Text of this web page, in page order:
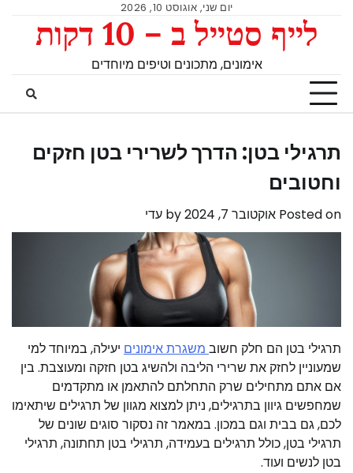
יום שני, אוגוסט 10, 2026
לייף סטייל ב – 10 דקות
אימונים, מתכונים וטיפים מיוחדים
תרגילי בטן: הדרך לשרירי בטן חזקים
וחטובים
Posted on אוקטובר 7, 2024 עדי
תרגילי בטן הם חלק חשוב משגרת אימונים יעילה, במיוחד למי
שמעוניין לחזק את שרירי הליבה ולהשיג בטן חזקה ומעוצבת. בין
אם אתם מתחילים שרק התחלתם להתאמן או מתקדמים
שמחפשים גיוון בתרגילים, ניתן למצוא מגוון של תרגילים שיתאימו
לכם, גם בבית וגם במכון. במאמר זה נסקור סוגים שונים של
תרגילי בטן, כולל תרגילים בעמידה, תרגילי בטן תחתונה, תרגילי
בטן לנשים ועוד.